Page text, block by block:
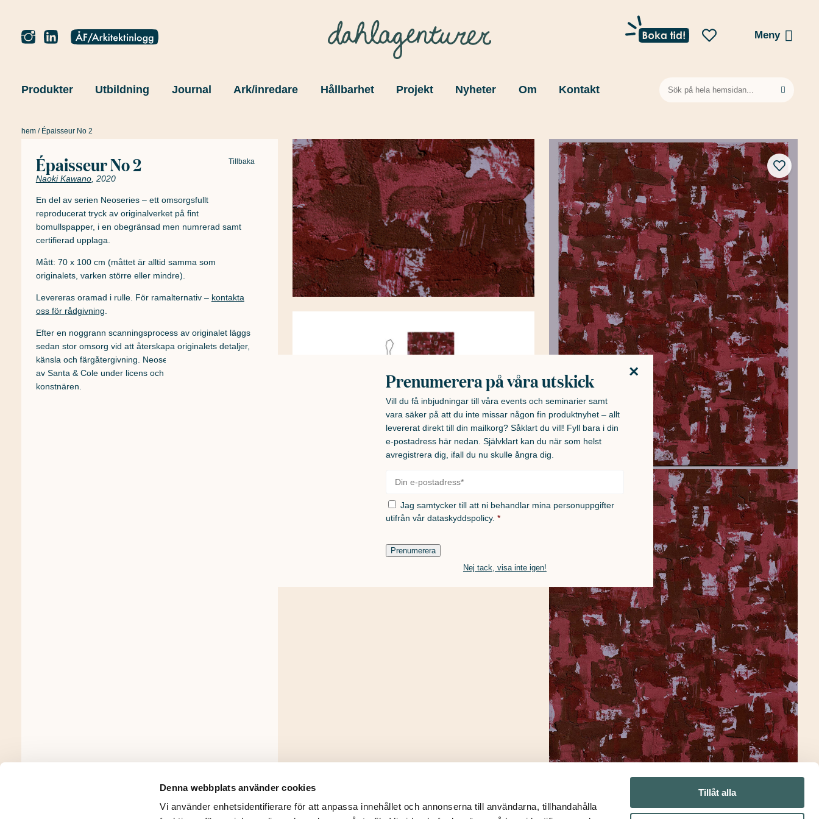
Denna webbplats använder cookies
Vi använder enhetsidentifierare för att anpassa innehållet och annonserna till användarna, tillhandahålla
Tillåt alla
Meny
Produkter Utbildning Journal Ark/inredare Hållbarhet Projekt Nyheter Om Kontakt
efter:
hem / Épaisseur No 2
Épaisseur No 2 Tillbaka
Naoki Kawano, 2020
En del av serien Neoseries – ett omsorgsfullt
reproducerat tryck av originalverket på fint
bomullspapper, i en obegränsad men numrerad samt
certifierad upplaga.
Mått: 70 x 100 cm (måttet är alltid samma som
originalets, varken större eller mindre).
Levereras oramad i rulle. För ramalternativ – kontakta
oss för rådgivning
Efter en noggrann scanningsprocess av originalet läggs
sedan stor omsorg vid att återskapa originalets detaljer,
känsla och färgåtergivning. Neoseries trycks i Barcelona
av Santa & Cole under licens och royalty utgår alltid till
konstnären.
×
Prenumerera på våra utskick
Vill du få inbjudningar till våra events och seminarier samt
vara säker på att du inte missar någon fin produktnyhet – allt
levererat direkt till din mailkorg? Såklart du vill! Fyll bara i din
e-postadress här nedan. Självklart kan du när som helst
avregistrera dig, ifall du nu skulle ångra dig.
post *
Samtycke *
Jag samtycker till att ni behandlar mina personuppgifter
utifrån vår dataskyddspolicy. *
Prenumerera
Nej tack, visa inte igen!